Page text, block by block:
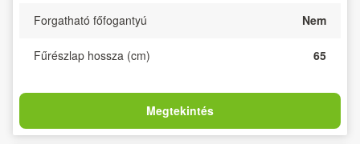
Forgatható főfogantyú Nem
Fűrészlap hossza (cm) 65
Megtekintés